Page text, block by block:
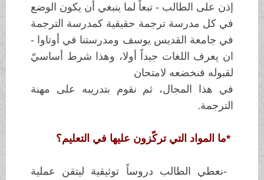
إذن على الطالب - تبعاً لما ينبغي أن يكون الوضع
في كل مدرسة ترجمة حقيقية كمدرسة الترجمة
في جامعة القديس يوسف ومدرستنا في أوتاوا -
ان يعرف اللغات جيداً أولا، وهذا شرط أساسيّ
لقبوله فنخضعه لامتحان
في هذا المجال، ثم نقوم بتدريبه على مهنة
الترجمة.
ما المواد التي تركّزون عليها في التعليم؟
نعطي الطالب دروساً توثيقية ليتقن عملية